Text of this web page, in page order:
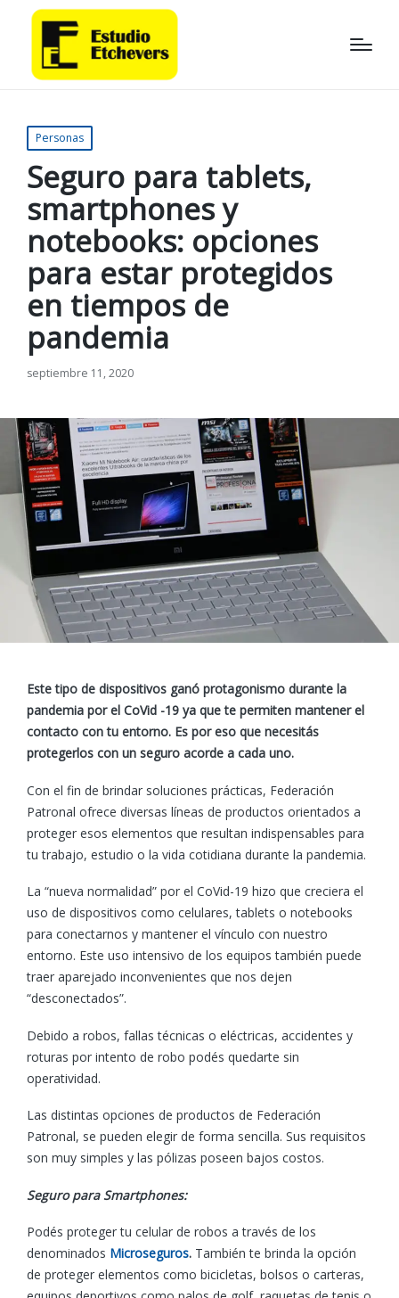
Publicado
en
Personas
Seguro para tablets,
smartphones y
notebooks: opciones
para estar protegidos
en tiempos de
pandemia
septiembre 11, 2020
Este tipo de dispositivos ganó protagonismo durante la
pandemia por el CoVid -19 ya que te permiten mantener el
contacto con tu entorno. Es por eso que necesitás
protegerlos con un seguro acorde a cada uno.
Con el fin de brindar soluciones prácticas, Federación
Patronal ofrece diversas líneas de productos orientados a
proteger esos elementos que resultan indispensables para
tu trabajo, estudio o la vida cotidiana durante la pandemia.
La “nueva normalidad” por el CoVid-19 hizo que creciera el
uso de dispositivos como celulares, tablets o notebooks
para conectarnos y mantener el vínculo con nuestro
entorno. Este uso intensivo de los equipos también puede
traer aparejado inconvenientes que nos dejen
“desconectados”.
Debido a robos, fallas técnicas o eléctricas, accidentes y
roturas por intento de robo podés quedarte sin
operatividad.
Las distintas opciones de productos de Federación
Patronal, se pueden elegir de forma sencilla. Sus requisitos
son muy simples y las pólizas poseen bajos costos.
Seguro para Smartphones:
Podés proteger tu celular de robos a través de los
denominados Microseguros. También te brinda la opción
de proteger elementos como bicicletas, bolsos o carteras,